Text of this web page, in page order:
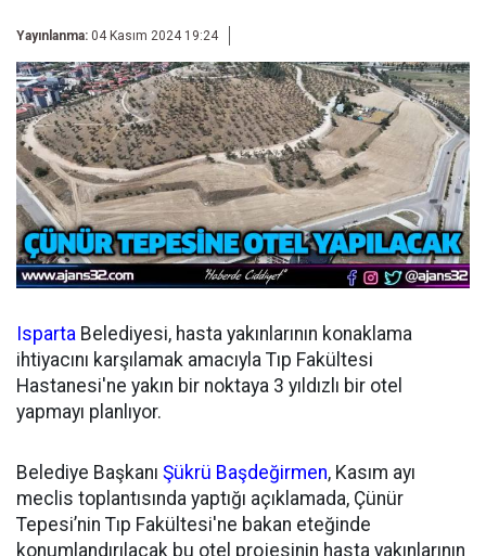
Yayınlanma: 04 Kasım 2024 19:24
Isparta Belediyesi, hasta yakınlarının konaklama
ihtiyacını karşılamak amacıyla Tıp Fakültesi
Hastanesi'ne yakın bir noktaya 3 yıldızlı bir otel
yapmayı planlıyor.
Belediye Başkanı Şükrü Başdeğirmen, Kasım ayı
meclis toplantısında yaptığı açıklamada, Çünür
Tepesi’nin Tıp Fakültesi'ne bakan eteğinde
konumlandırılacak bu otel projesinin hasta yakınlarının